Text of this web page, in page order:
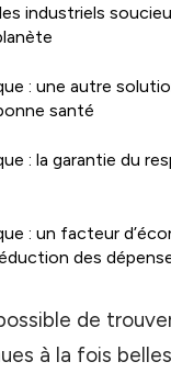
industriels
: une autre
santé
: la garantie du
: un facteur
des
de
à la fois